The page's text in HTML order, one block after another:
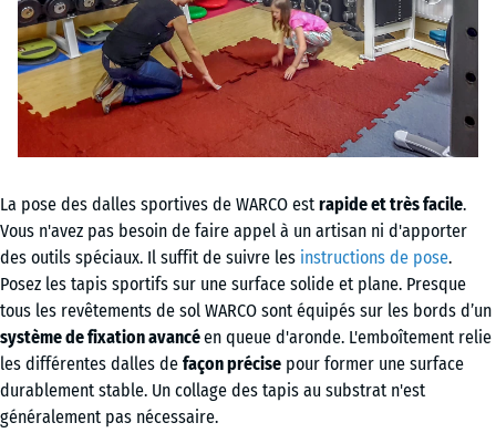
La pose des dalles sportives de WARCO est rapide et très facile.
Vous n'avez pas besoin de faire appel à un artisan ni d'apporter
des outils spéciaux. Il suffit de suivre les instructions de pose.
Posez les tapis sportifs sur une surface solide et plane. Presque
tous les revêtements de sol WARCO sont équipés sur les bords d’un
système de fixation avancéen queue d'aronde. L'emboîtement relie
les différentes dalles de façon précise pour former une surface
durablement stable. Un collage des tapis au substrat n'est
généralement pas nécessaire.